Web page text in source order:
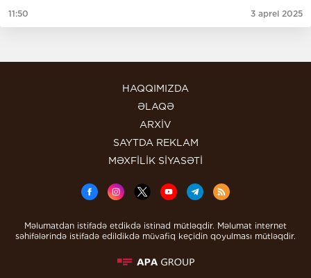
11:50 3 aprel 2025
HAQQIMIZDA
ƏLAQƏ
ARXİV
SAYTDA REKLAM
MƏXFİLİK SİYASƏTİ
Məlumatdan istifadə etdikdə istinad mütləqdir. Məlumat internet
səhifələrində istifadə edildikdə müvafiq keçidin qoyulması mütləqdir.